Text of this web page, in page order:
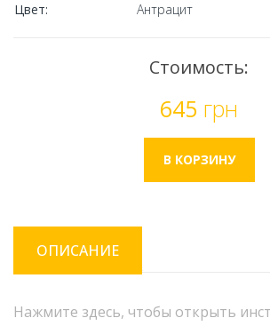
Цвет: Антрацит
Стоимость:
645 грн
ОПИСАНИЕ
Нажмите здесь, чтобы открыть